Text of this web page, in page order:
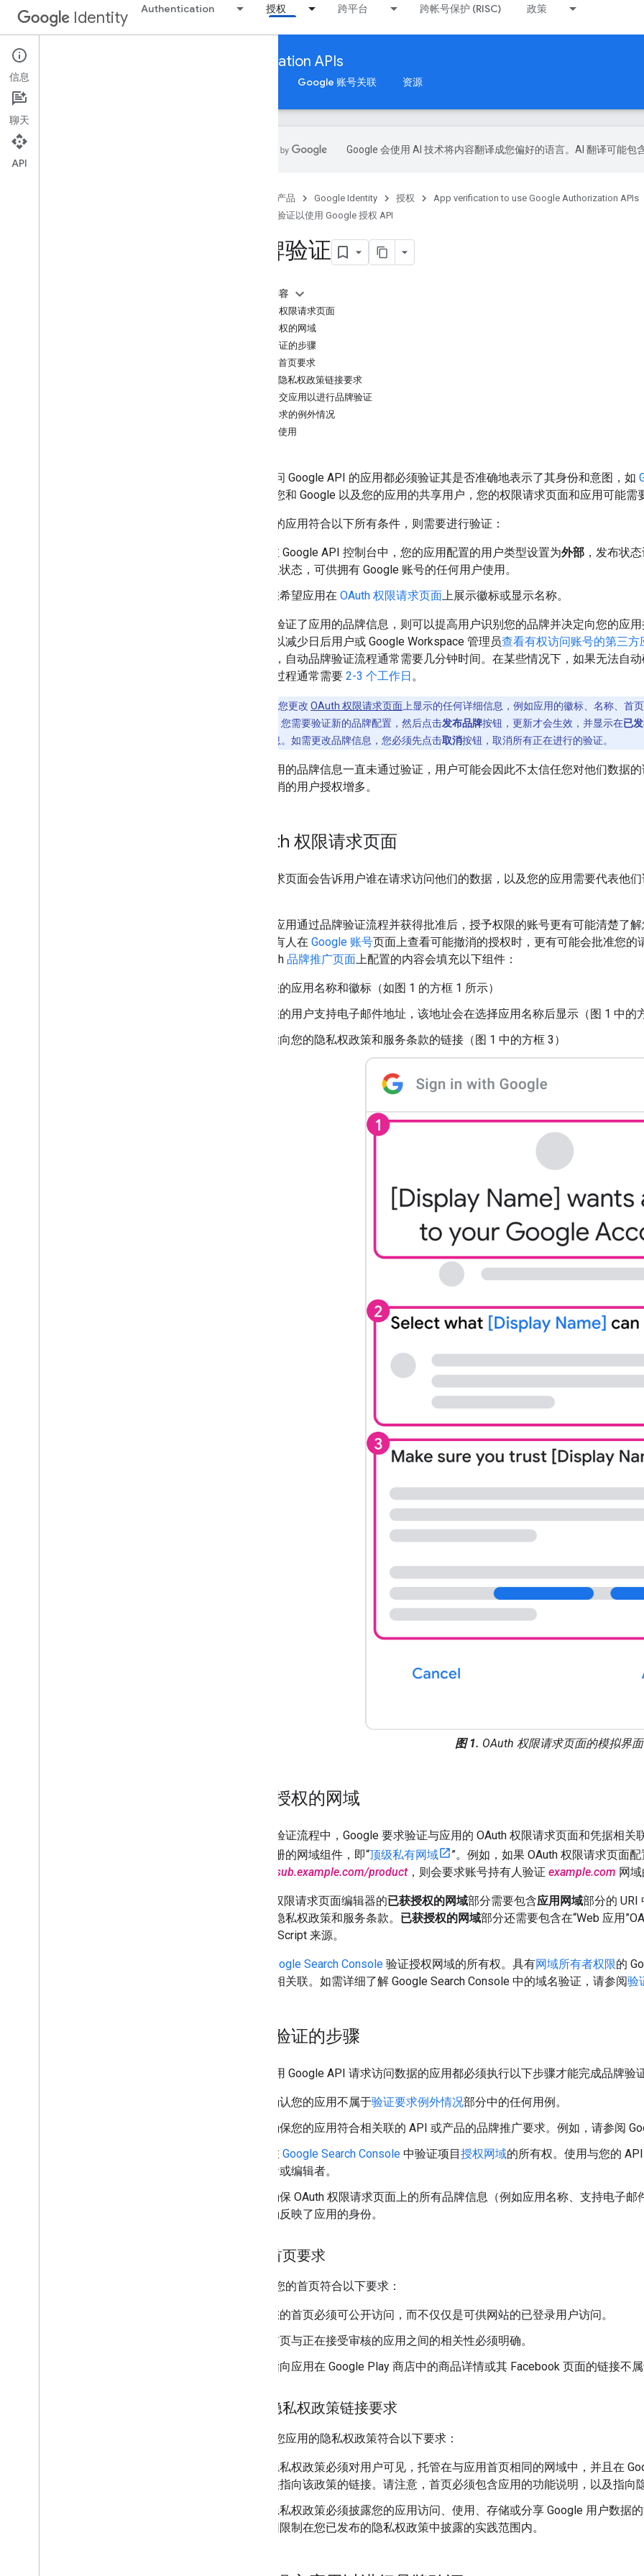
Identity Authentication 授权 跨平台 跨帐号保护 (RISC) 政策
App verification to use Google Authorization APIs
Google 账号授权 Google 账号关联 资源
Google 会使用 AI 技术将内容翻译成您偏好的语言。AI 翻译可能包
产品 Google Identity 授权
App verification to use Google Authorization APIs
应用验证以使用 Google 授权 API
品牌验证
本页内容
OAuth 权限请求页面
已获授权的网域
准备验证的步骤
应用首页要求
应用隐私权政策链接要求
如何提交应用以进行品牌验证
验证要求的例外情况
个人使用
所有访问 Google API 的应用都必须验证其是否准确地表示了其身份和意图，如
了保护您和 Google 以及您的应用的共享用户，您的权限请求页面和应用可能需
如果您的应用符合以下所有条件，则需要进行验证：
在 Google API 控制台中，您的应用配置的用户类型设置为外部 ，发布状
版状态，可供拥有 Google 账号的任何用户使用。
您希望应用在 OAuth 权限请求页面上展示徽标或显示名称。
如果您验证了应用的品牌信息，则可以提高用户识别您的品牌并决定向您的应
息还可以减少日后用户或 Google Workspace 管理员查看有权访问账号的第三方
按钮后，自动品牌验证流程通常需要几分钟时间。在某些情况下，如果无法自
核，此过程通常需要 2-3 个工作日。
：如果您更改 OAuth 权限请求页面 上显示的任何详细信息，例如应用的徽标、名称、首
。您需要验证新的品牌配置，然后点击发布品牌按钮，更新才会生效，并显示在已
许修改品牌信息。如需更改品牌信息，您必须先点击取消按钮，取消所有正在进行的验证。
如果应用的品牌信息一直未通过验证，用户可能会因此不太信任您对他们数据
少，撤消的用户授权增多。
OAuth 权限请求页面
权限请求页面会告诉用户谁在请求访问他们的数据，以及您的应用需要代表他
当您的应用通过品牌验证流程并获得批准后，授予权限的账号更有可能清楚了
账号持有人在 Google 账号页面上查看可能撤消的授权时，更有可能会批准您
的 OAuth 品牌推广页面上配置的内容会填充以下组件：
您的应用名称和徽标（如图 1 的方框 1 所示）
您的用户支持电子邮件地址，该地址会在选择应用名称后显示（图 1 中的
指向您的隐私权政策和服务条款的链接（图 1 中的方框 3）
图 1. OAuth 权限请求页面的模拟界
已获授权的网域
在品牌验证流程中，Google 要求验证与应用的 OAuth 权限请求页面和凭据相
可供注册的网域组件，即“顶级私有网域
”。例如，如果 OAuth 权限请求页面
https://sub.example.com/product，则会要求账号持有人验证 example.com 网
OAuth 权限请求页面编辑器的已获授权的网域部分需要包含应用网域部分的 URI
首页、隐私权政策和服务条款。 已获授权的网域部分还需要包含在“Web 应用
或 JavaScript 来源。
Google Search Console 验证授权网域的所有权。具有网域所有者权限的
台项目相关联。如需详细了解 Google Search Console 中的域名验证，请参阅验
准备验证的步骤
所有使用 Google API 请求访问数据的应用都必须执行以下步骤才能完成品牌验
确认您的应用不属于验证要求例外情况部分中的任何用例。
确保您的应用符合相关联的 API 或产品的品牌推广要求。例如，请参阅
在 Google Search Console 中验证项目授权网域的所有权。使用与您的
者或编辑者。
确保 OAuth 权限请求页面上的所有品牌信息（例如应用名称、支持电子
确反映了应用的身份。
应用首页要求
请确保您的首页符合以下要求：
您的首页必须可公开访问，而不仅仅是可供网站的已登录用户访问。
首页与正在接受审核的应用之间的相关性必须明确。
指向应用在 Google Play 商店中的商品详情或其 Facebook 页面的链接不
应用隐私权政策链接要求
请确保您应用的隐私权政策符合以下要求：
隐私权政策必须对用户可见，托管在与应用首页相同的网域中，并且在
供指向该政策的链接。请注意，首页必须包含应用的功能说明，以及指
隐私权政策必须披露您的应用访问、使用、存储或分享 Google 用户数据
围限制在您已发布的隐私权政策中披露的实践范围内。
信息
聊天
API